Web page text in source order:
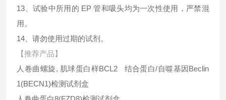
13、试验中所用的 EP 管和吸头均为一次性使用，严禁混
用。
14、请勿使用过期的试剂。
【推荐产品】
人卷曲螺旋, 肌球蛋白样BCL2 结合蛋白/自噬基因Beclin
1(BECN1)检测试剂盒